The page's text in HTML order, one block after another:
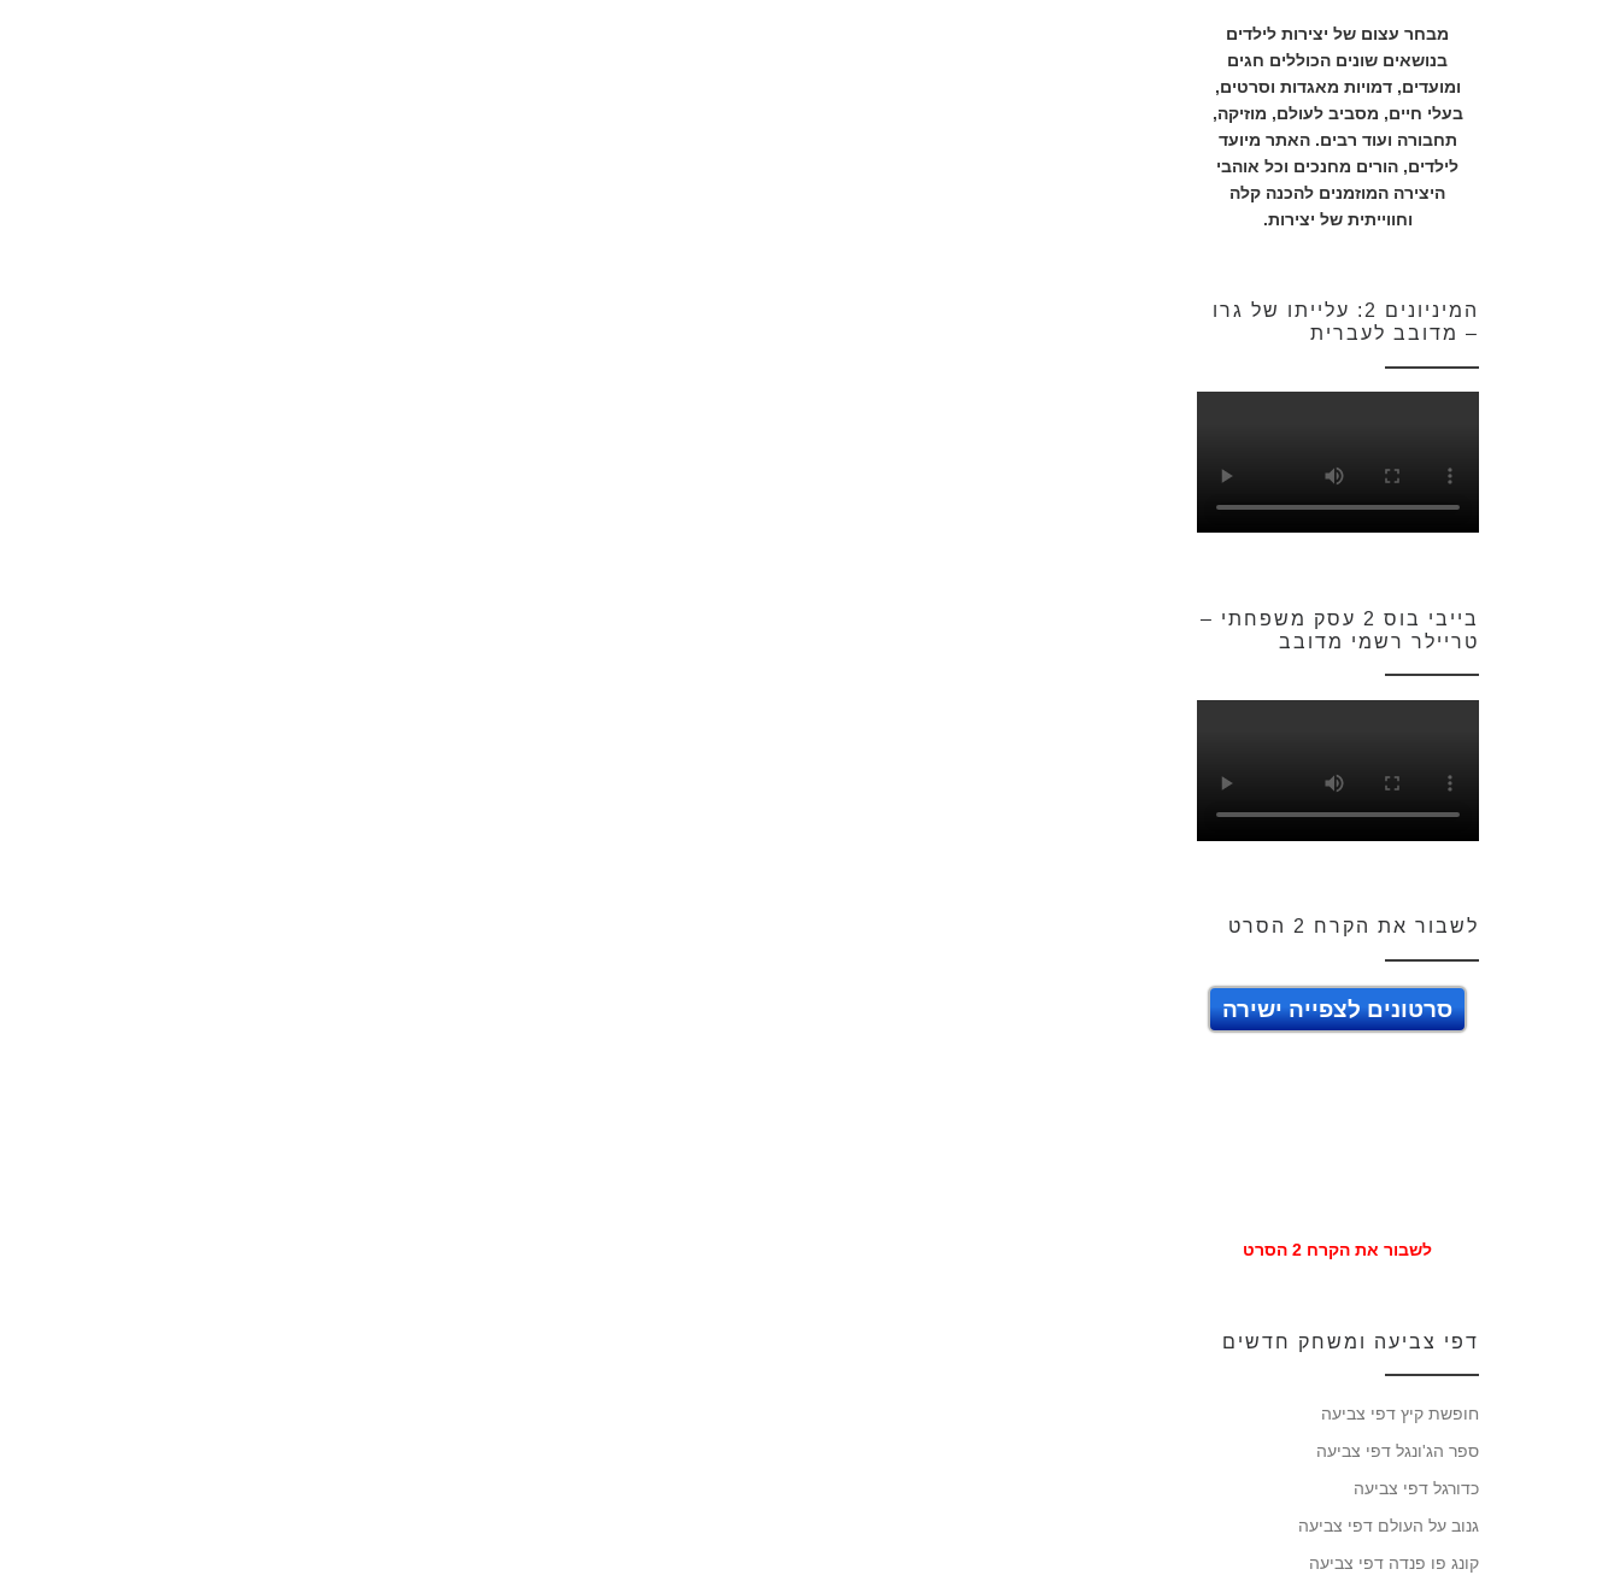
מבחר עצום של יצירות לילדים
בנושאים שונים הכוללים חגים
ומועדים, דמויות מאגדות וסרטים,
בעלי חיים, מסביב לעולם, מוזיקה,
תחבורה ועוד רבים. האתר מיועד
לילדים, הורים מחנכים וכל אוהבי
היצירה המוזמנים להכנה קלה
וחווייתית של יצירות.
המיניונים 2: עלייתו של גרו
– מדובב לעברית
בייבי בוס 2 עסק משפחתי –
טריילר רשמי מדובב
לשבור את הקרח 2 הסרט
סרטונים לצפייה ישירה
לשבור את הקרח 2 הסרט
דפי צביעה ומשחק חדשים
חופשת קיץ דפי צביעה
ספר הג'ונגל דפי צביעה
כדורגל דפי צביעה
גנוב על העולם דפי צביעה
קונג פו פנדה דפי צביעה